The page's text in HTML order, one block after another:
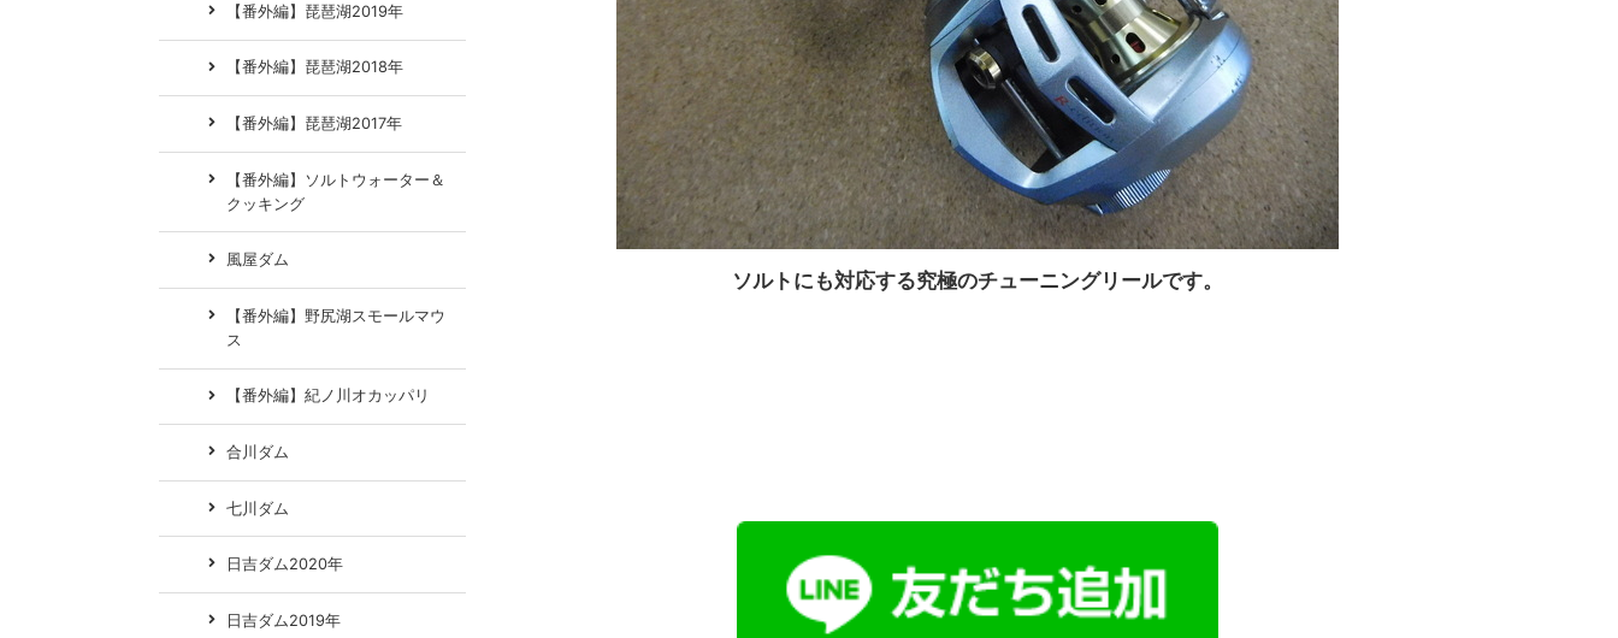
ソルトにも対応する究極のチューニングリールです。
【番外編】琵琶湖2019年
【番外編】琵琶湖2018年
【番外編】琵琶湖2017年
【番外編】ソルトウォーター＆
クッキング
風屋ダム
【番外編】野尻湖スモールマウ
ス
【番外編】紀ノ川オカッパリ
合川ダム
七川ダム
日吉ダム2020年
日吉ダム2019年